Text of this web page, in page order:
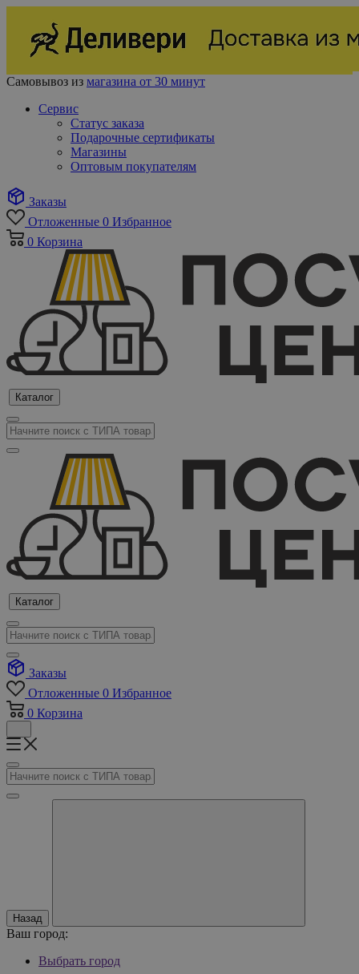
Самовывоз из магазина от 30 минут
Сервис
Статус заказа
Подарочные сертификаты
Магазины
Оптовым покупателям
Заказы
Отложенные 0 Избранное
0 Корзина
Каталог
Каталог
Заказы
Отложенные 0 Избранное
0 Корзина
Назад
Ваш город:
Выбрать город